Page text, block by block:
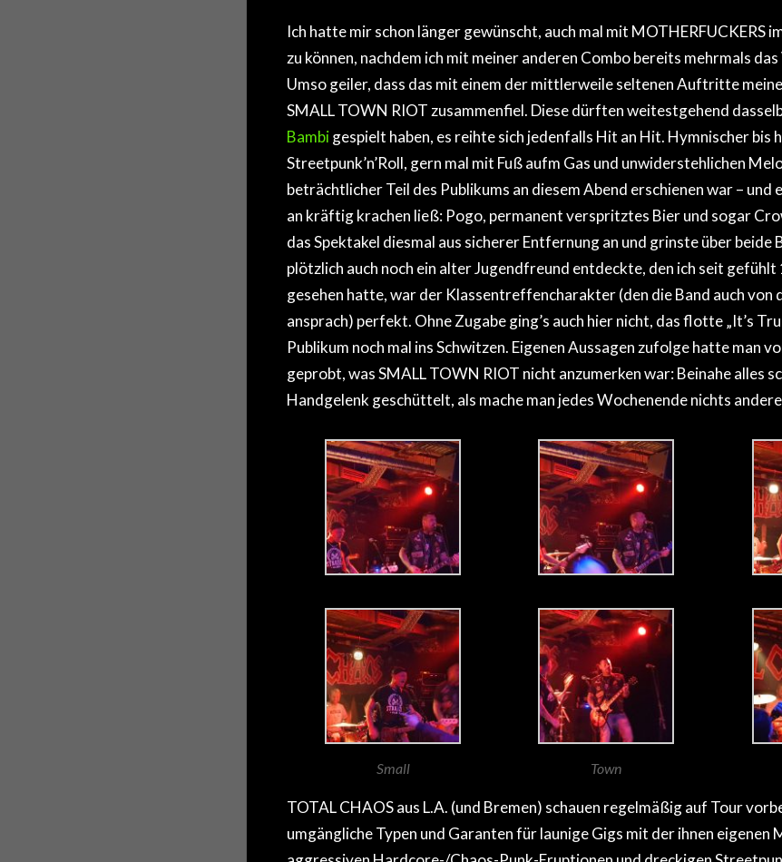
Ich hatte mir schon länger gewünscht, auch mal mit MOTHERFUCKERS
zu können, nachdem ich mit meiner anderen Combo bereits mehrmals
Umso geiler, dass das mit einem der mittlerweile seltenen Auftritte
SMALL TOWN RIOT zusammenfiel. Diese dürften weitestgehend
Bambigespielt haben, es reihte sich jedenfalls Hit an Hit. Hymnischer bis
Streetpunk’n’Roll, gern mal mit Fuß aufm Gas und unwiderstehlichen
beträchtlicher Teil des Publikums an diesem Abend erschienen war – und
an kräftig krachen ließ: Pogo, permanent verspritztes Bier und sogar
das Spektakel diesmal aus sicherer Entfernung an und grinste über beide
plötzlich auch noch ein alter Jugendfreund entdeckte, den ich seit gefühlt
gesehen hatte, war der Klassentreffencharakter (den die Band auch von
ansprach) perfekt. Ohne Zugabe ging’s auch hier nicht, das flotte „It’s
Publikum noch mal ins Schwitzen. Eigenen Aussagen zufolge hatte man
geprobt, was SMALL TOWN RIOT nicht anzumerken war: Beinahe alles
Handgelenk geschüttelt, als mache man jedes Wochenende nichts
Small Town
TOTAL CHAOS aus L.A. (und Bremen) schauen regelmäßig auf Tour
umgängliche Typen und Garanten für launige Gigs mit der ihnen eigenen
aggressiven Hardcore-/Chaos-Punk-Eruptionen und dreckigen